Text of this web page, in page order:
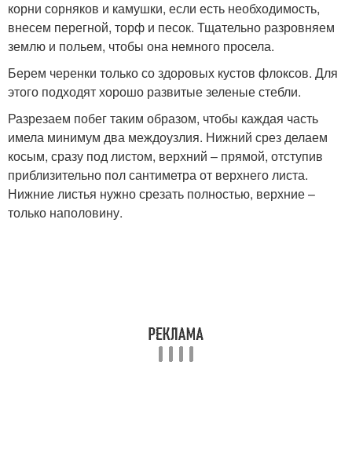
корни сорняков и камушки, если есть необходимость,
внесем перегной, торф и песок. Тщательно разровняем
землю и польем, чтобы она немного просела.
Берем черенки только со здоровых кустов флоксов. Для
этого подходят хорошо развитые зеленые стебли.
Разрезаем побег таким образом, чтобы каждая часть
имела минимум два междоузлия. Нижний срез делаем
косым, сразу под листом, верхний – прямой, отступив
приблизительно пол сантиметра от верхнего листа.
Нижние листья нужно срезать полностью, верхние –
только наполовину.